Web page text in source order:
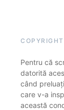
COPYRIGHT
Pentru că
datorită
când
care v-a
această